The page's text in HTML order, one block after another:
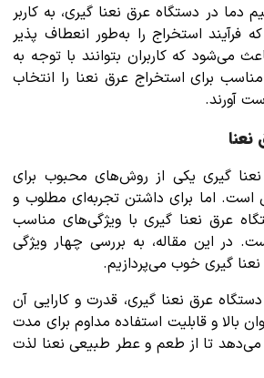
دما در دستگاه عرق نعنا گیری، به کاربر
فرآیند استخراج را به‌طور انعطاف پذیر
می‌شود که کاربران بتوانند با توجه به
برای استخراج عرق نعنا را انتخاب
آورند.
نعنا گیری یکی از روش‌های محبوب برای
است. اما برای داشتن تجربه‌ای مطلوب و
عرق نعنا گیری با ویژگی‌های مناسب
در این مقاله، به بررسی چهار ویژگی
گیری خوب می‌پردازیم.
عرق نعنا گیری، قدرت و کارایی آن
بالا و قابلیت استفاده مداوم برای مدت
می‌دهد تا از طعم و عطر طبیعی نعنا لذت